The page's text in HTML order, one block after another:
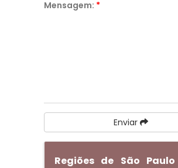
Mensagem: *
Enviar
Regiões de São